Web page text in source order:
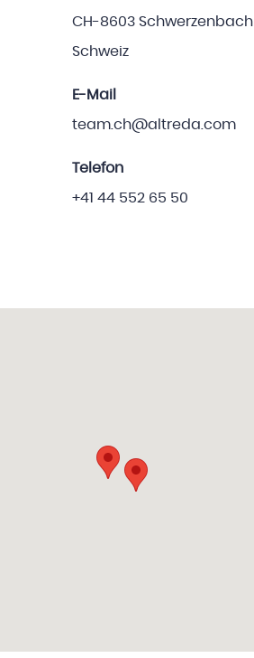
CH-8603 Schwerzenbach
Schweiz
E-Mail
team.ch@altreda.com
Telefon
+41 44 552 65 50